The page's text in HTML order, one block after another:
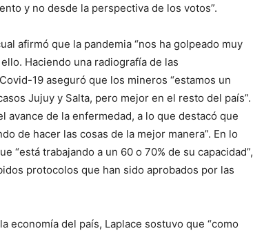
y no desde la perspectiva de los votos”.
afirmó que la pandemia “nos ha golpeado muy
Haciendo una radiografía de las
19 aseguró que los mineros “estamos un
Jujuy y Salta, pero mejor en el resto del país”.
avance de la enfermedad, a lo que destacó que
de hacer las cosas de la mejor manera”. En lo
“está trabajando a un 60 o 70% de su capacidad”,
protocolos que han sido aprobados por las
economía del país, Laplace sostuvo que “como